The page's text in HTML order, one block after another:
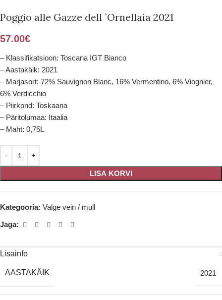
Poggio alle Gazze dell `Ornellaia 2021
57.00€
– Klassifikatsioon: Toscana IGT Bianco
– Aastakäik: 2021
– Marjasort: 72% Sauvignon Blanc, 16% Vermentino, 6% Viognier,
6% Verdicchio
– Piirkond: Toskaana
– Päritolumaa: Itaalia
– Maht: 0,75L
LISA KORVI
Kategooria: Valge vein / mull
Jaga:
Lisainfo
AASTAKÄIK 2021